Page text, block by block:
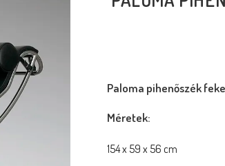
Paloma pihenőszék
Méretek:
154 x 59 x 56 cm